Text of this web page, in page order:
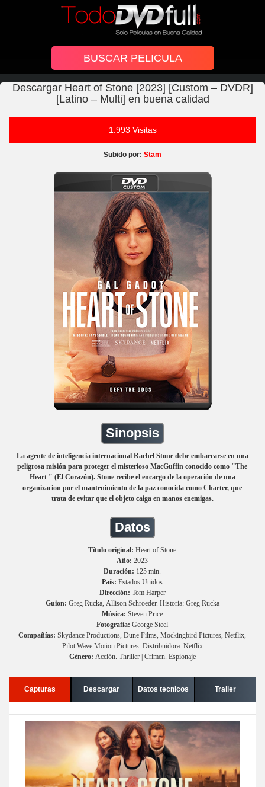
Descargar Heart of Stone [2023] [Custom – DVDR]
[Latino – Multi] en buena calidad
1.993 Visitas
Subido por: Stam
Sinopsis
La agente de inteligencia internacional Rachel Stone debe embarcarse en una
peligrosa misión para proteger el misterioso MacGuffin conocido como "The
Heart " (El Corazón). Stone recibe el encargo de la operación de una
organizacion por el mantenimiento de la paz conocida como Charter, que
trata de evitar que el objeto caiga en manos enemigas.
Datos
Título original: Heart of Stone
Año: 2023
Duración: 125 min.
País: Estados Unidos
Dirección: Tom Harper
Guion: Greg Rucka, Allison Schroeder. Historia: Greg Rucka
Música: Steven Price
Fotografía: George Steel
Compañías: Skydance Productions, Dune Films, Mockingbird Pictures, Netflix,
Pilot Wave Motion Pictures. Distribuidora: Netflix
Género: Acción. Thriller | Crimen. Espionaje
Capturas Descargar Datos tecnicos Trailer